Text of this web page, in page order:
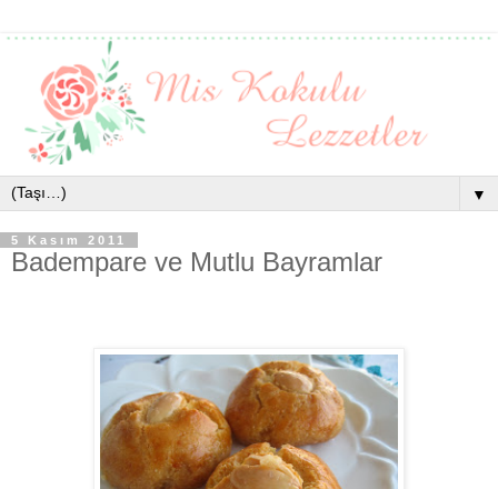
▼
5 Kasım 2011
Badempare ve Mutlu Bayramlar